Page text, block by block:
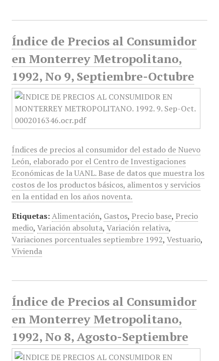
Índice de Precios al Consumidor
en Monterrey Metropolitano,
1992, No 9, Septiembre-Octubre
Índices de precios al consumidor del estado de Nuevo
León, elaborado por el Centro de Investigaciones
Económicas de la UANL. Base de datos que muestra los
costos de los productos básicos, alimentos y servicios
en la entidad en los años noventa.
Etiquetas: Alimentación, Gastos, Precio base, Precio
medio, Variación absoluta, Variación relativa,
Variaciones porcentuales septiembre 1992, Vestuario,
Vivienda
Índice de Precios al Consumidor
en Monterrey Metropolitano,
1992, No 8, Agosto-Septiembre